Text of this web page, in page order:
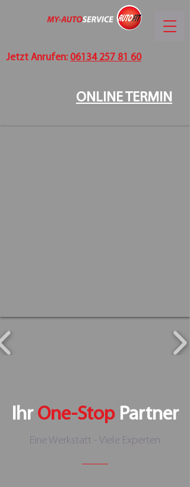
ONLINE TERMIN
Jetzt Anrufen: 06134 257 81 60
Ihr One-StopPartner
Eine Werkstatt - Viele Experten